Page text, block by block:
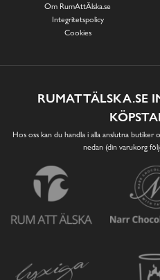
Om RumAttÄlska.se
Integritetspolicy
Cookies
RUMATTÄLSKA.SE
Hos oss kan du handla i alla anslutna butiker
nedan (din varukorg